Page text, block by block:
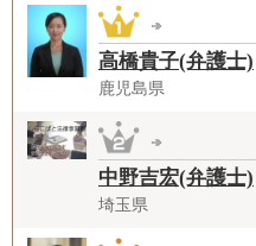
高橋貴子(弁護士)
鹿児島県
中野吉宏(弁護士)
埼玉県